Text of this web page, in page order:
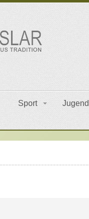
Sport Jugend